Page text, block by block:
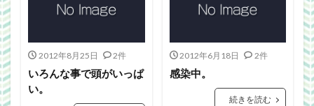
2012年8月25日 2件
いろんな事で頭がいっぱ
い。
2012年6月18日 2件
感染中。
続きを読む